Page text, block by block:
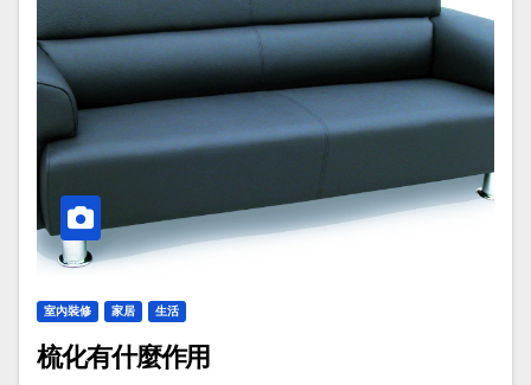
室內裝修 家居 生活
梳化有什麼作用